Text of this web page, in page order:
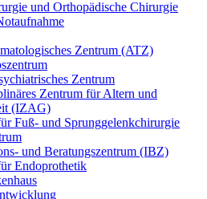
und Orthopädische Chirurgie
Zentrum (ATZ)
Zentrum
Zentrum für Altern und
(IZAG)
Fuß- und Sprunggelenkchirurgie
und Beratungszentrum (IBZ)
Endoprothetik